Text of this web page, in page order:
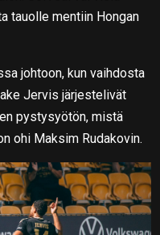
tauolle mentiin Hongan
johtoon, kun vaihdosta
Jervis järjestelivät
pystysyötön, mistä
ohi Maksim Rudakovin.